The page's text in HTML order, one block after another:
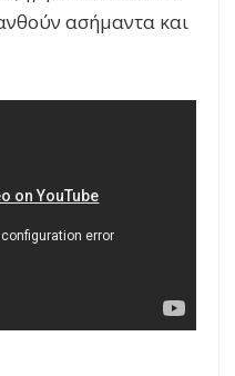
ασήμαντα και